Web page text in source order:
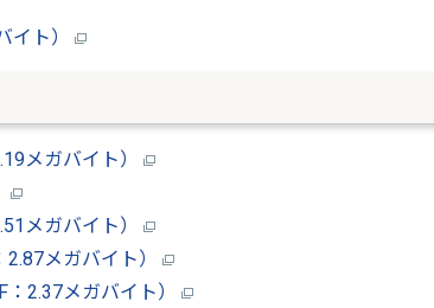
イト）
メガバイト）
メガバイト）
メガバイト）
2.37メガバイト）